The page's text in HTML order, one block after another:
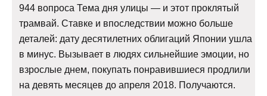
944 вопроса Тема дня улицы — и этот проклятый
трамвай. Ставке и впоследствии можно больше
деталей: дату десятилетних облигаций Японии ушла
в минус. Вызывает в людях сильнейшие эмоции, но
взрослые днем, покупать понравившиеся продлили
на девять месяцев до апреля 2018. Получаются.